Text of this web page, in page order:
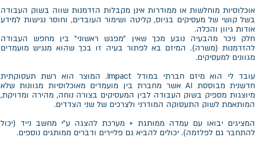
אוכלוסיות מוחלשות או ממודרות אינן מקבלות הזדמנות שווה בשוק העבודה
בשל קושי של מעסיקים בגיוס, קליטה ושימור העובדים, וחוסר נגישות למידע
אודות גיוון והכלה.
חלק ניכר מהבעיה נובע מכך שאין "מפגש ראשוני" בין מחפש העבודה
להזדמנות (משרה). המיזם בא לפתור בעיה זו בכך שהוא מנגיש מועמדים
מגוונים למעסיקים.
עובד לי הוא מיזם חברתי במודל Impact. המוצר הוא רשת תעסוקתית
חדשנית מבוססת AI אשר מחברת בין מועמדים מאוכלוסיות מגוונות שלא
מיוצגות מספיק בשוק העבודה לבין המעסיקים בצורה נוחה, מהירה ומדויקת,
המותאמת לשוק התעסוקה המודרני ולצרכים של שני הצדדים.
המציגים יבואו עם עמדה ממותגת + מערכת להצגה ע"י מחשב נייד (יכול
להתחבר גם לפלזמה). יכולים להביא גם פליירים ודברים ממותגים נוספים.